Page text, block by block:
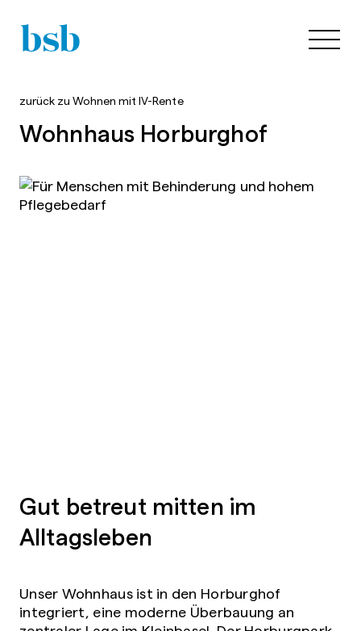
zurück zu Wohnen mit IV-Rente
Wohnhaus Horburghof
Gut betreut mitten im
Alltagsleben
Unser Wohnhaus ist in den Horburghof
integriert, eine moderne Überbauung an